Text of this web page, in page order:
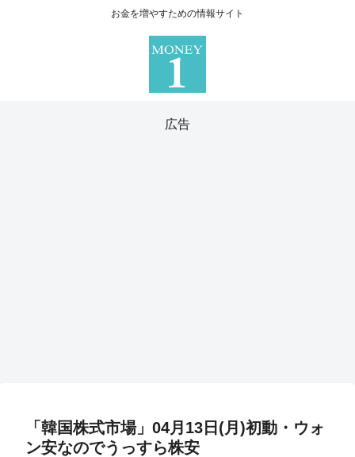
お金を増やすための情報サイト
広告
「韓国株式市場」04月13日(月)初動・ウォ
ン安なのでうっすら株安